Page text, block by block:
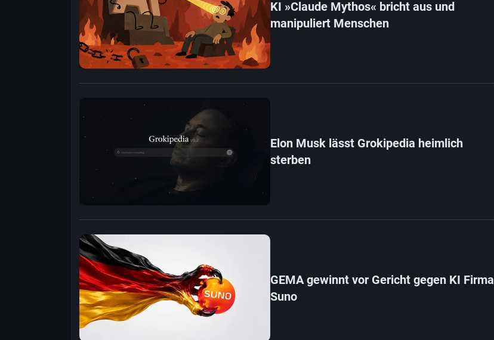
KI »Claude Mythos« bricht aus und
manipuliert Menschen
Elon Musk lässt Grokipedia heimlich
sterben
GEMA gewinnt vor Gericht gegen KI Firma
Suno